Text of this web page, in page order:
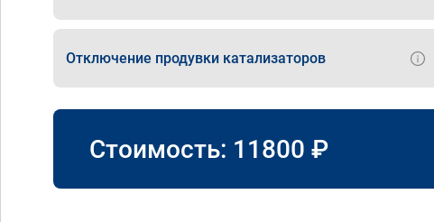
Отключение продувки катализаторов
Стоимость: 11800 ₽